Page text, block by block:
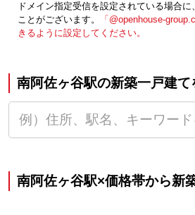
ドメイン指定受信を設定されている場合
ことがございます。
「@openhouse-
きるように設定してください。
南阿佐ヶ谷駅の新築一戸建て
南阿佐ヶ谷駅×価格帯から新